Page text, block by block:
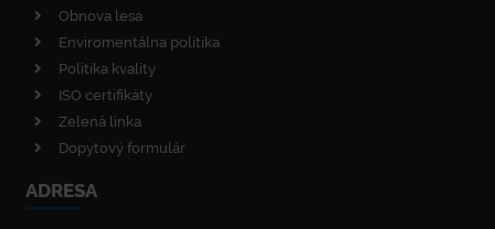
Obnova lesa
Enviromentálna politika
Politika kvality
ISO certifikáty
Zelená linka
Dopytový formulár
ADRESA